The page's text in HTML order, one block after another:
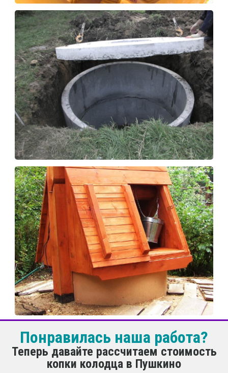
Понравилась наша работа?
Теперь давайте рассчитаем стоимость
копки колодца в Пушкино